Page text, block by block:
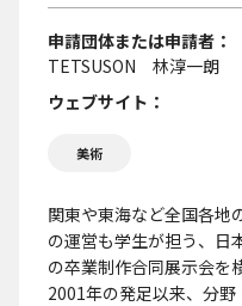
申請団体または申請者
TETSUSON 林淳一朗
ウェブサイト
美術
関東や東海など全国各地
の運営も学生が担う、日
の卒業制作合同展示会を
2001年の発足以来、分